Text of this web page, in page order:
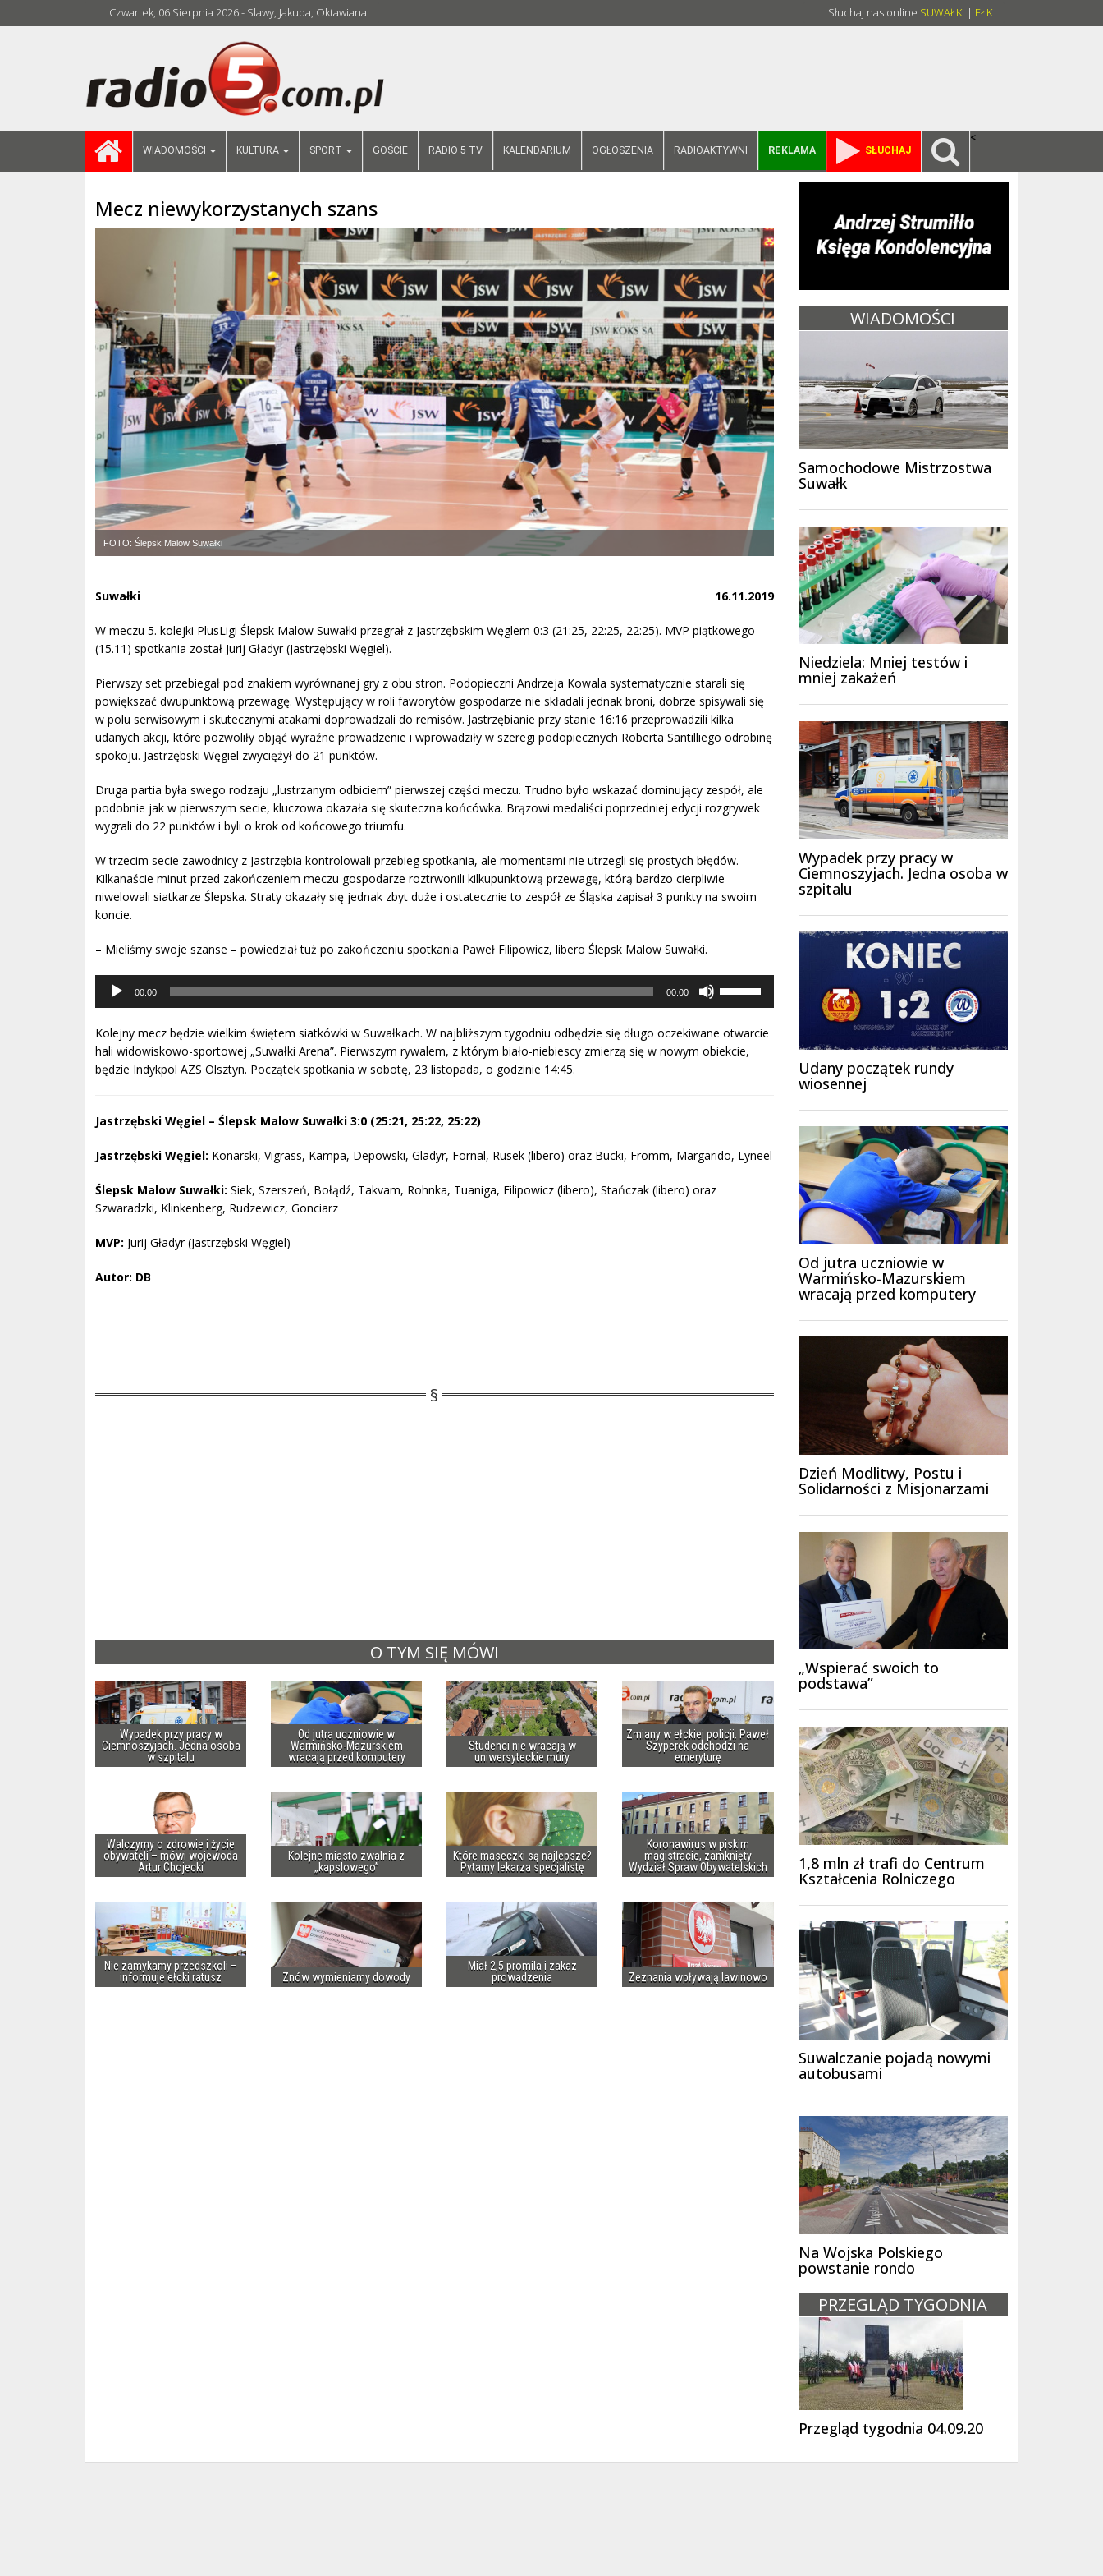
Czwartek, 06 Sierpnia 2026 - Slawy, Jakuba, Oktawiana Słuchaj nas online SUWAŁKI | EŁK
WIADOMOŚCI KULTURA SPORT GOŚCIE
<
RADIO 5 TV KALENDARIUM OGŁOSZENIA RADIOAKTYWNI REKLAMA SŁUCHAJ
Mecz niewykorzystanych szans
FOTO: Ślepsk Malow Suwałki
16.11.2019
Suwałki
W meczu 5. kolejki PlusLigi Ślepsk Malow Suwałki przegrał z Jastrzębskim Węglem 0:3 (21:25, 22:25, 22:25). MVP piątkowego
(15.11) spotkania został Jurij Gładyr (Jastrzębski Węgiel).
Pierwszy set przebiegał pod znakiem wyrównanej gry z obu stron. Podopieczni Andrzeja Kowala systematycznie starali się
powiększać dwupunktową przewagę. Występujący w roli faworytów gospodarze nie składali jednak broni, dobrze spisywali się
w polu serwisowym i skutecznymi atakami doprowadzali do remisów. Jastrzębianie przy stanie 16:16 przeprowadzili kilka
udanych akcji, które pozwoliły objąć wyraźne prowadzenie i wprowadziły w szeregi podopiecznych Roberta Santilliego odrobinę
spokoju. Jastrzębski Węgiel zwyciężył do 21 punktów.
Druga partia była swego rodzaju „lustrzanym odbiciem” pierwszej części meczu. Trudno było wskazać dominujący zespół, ale
podobnie jak w pierwszym secie, kluczowa okazała się skuteczna końcówka. Brązowi medaliści poprzedniej edycji rozgrywek
wygrali do 22 punktów i byli o krok od końcowego triumfu.
W trzecim secie zawodnicy z Jastrzębia kontrolowali przebieg spotkania, ale momentami nie utrzegli się prostych błędów.
Kilkanaście minut przed zakończeniem meczu gospodarze roztrwonili kilkupunktową przewagę, którą bardzo cierpliwie
niwelowali siatkarze Ślepska. Straty okazały się jednak zbyt duże i ostatecznie to zespół ze Śląska zapisał 3 punkty na swoim
koncie.
– Mieliśmy swoje szanse – powiedział tuż po zakończeniu spotkania Paweł Filipowicz, libero Ślepsk Malow Suwałki.
Odtwarzacz
muzyki
00:00 00:00
strzałek
dołu
zwiększyć
Kolejny mecz będzie wielkim świętem siatkówki w Suwałkach. W najbliższym tygodniu odbędzie się długo oczekiwane otwarcie
hali widowiskowo-sportowej „Suwałki Arena”. Pierwszym rywalem, z którym biało-niebiescy zmierzą się w nowym obiekcie,
będzie Indykpol AZS Olsztyn. Początek spotkania w sobotę, 23 listopada, o godzinie 14:45.
Jastrzębski Węgiel – Ślepsk Malow Suwałki 3:0 (25:21, 25:22, 25:22)
Jastrzębski Węgiel: Konarski, Vigrass, Kampa, Depowski, Gladyr, Fornal, Rusek (libero) oraz Bucki, Fromm, Margarido, Lyneel
Ślepsk Malow Suwałki: Siek, Szerszeń, Bołądź, Takvam, Rohnka, Tuaniga, Filipowicz (libero), Stańczak (libero) oraz
Szwaradzki, Klinkenberg, Rudzewicz, Gonciarz
MVP: Jurij Gładyr (Jastrzębski Węgiel)
Autor: DB
O TYM SIĘ MÓWI
Wypadek przy pracy w
Ciemnoszyjach. Jedna osoba
w szpitalu
Od jutra uczniowie w
Warmińsko-Mazurskiem
wracają przed komputery
Studenci nie wracają w
uniwersyteckie mury
Zmiany w ełckiej policji. Paweł
Szyperek odchodzi na
emeryturę
Walczymy o zdrowie i życie
obywateli – mówi wojewoda
Artur Chojecki
Kolejne miasto zwalnia z
„kapslowego”
Które maseczki są najlepsze?
Pytamy lekarza specjalistę
Koronawirus w piskim
magistracie, zamknięty
Wydział Spraw Obywatelskich
Nie zamykamy przedszkoli –
informuje ełcki ratusz
Znów wymieniamy dowody
Miał 2,5 promila i zakaz
prowadzenia
Zeznania wpływają lawinowo
WIADOMOŚCI
Samochodowe Mistrzostwa
Suwałk
Niedziela: Mniej testów i
mniej zakażeń
Wypadek przy pracy w
Ciemnoszyjach. Jedna osoba w
szpitalu
Udany początek rundy
wiosennej
Od jutra uczniowie w
Warmińsko-Mazurskiem
wracają przed komputery
Dzień Modlitwy, Postu i
Solidarności z Misjonarzami
„Wspierać swoich to
podstawa”
1,8 mln zł trafi do Centrum
Kształcenia Rolniczego
Suwalczanie pojadą nowymi
autobusami
Na Wojska Polskiego
powstanie rondo
PRZEGLĄD TYGODNIA
Przegląd tygodnia 04.09.20